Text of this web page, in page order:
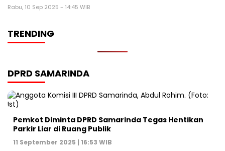
Rabu, 10 Sep 2025 - 14:45 WIB
TRENDING
DPRD SAMARINDA
Pemkot Diminta DPRD Samarinda Tegas Hentikan
Parkir Liar di Ruang Publik
11 September 2025 | 16:53 WIB